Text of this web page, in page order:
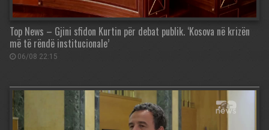
Top News – Gjini sfidon Kurtin për debat publik. ‘Kosova në krizën
më të rëndë institucionale’
06/08 22:15